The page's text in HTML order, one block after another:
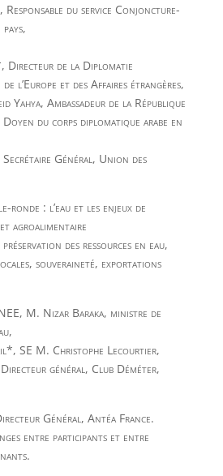
Responsable du service Conjoncture-
Directeur de la Diplomatie
l’Europe et des Affaires étrangères,
Yahya, Ambassadeur de la République
du corps diplomatique arabe en
Général, Union des
ronde : l’eau et les enjeux de
agroalimentaire
des ressources en eau,
souveraineté, exportations
M. Nizar Baraka, ministre de
SE M. Christophe Lecourtier,
général, Club Déméter,
Général, Antéa France.
entre participants et entre